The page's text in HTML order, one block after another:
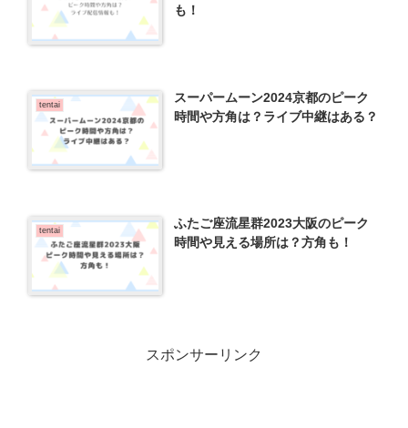
も！
tentai
スーパームーン2024京都のピーク
時間や方角は？ライブ中継はある？
tentai
ふたご座流星群2023大阪のピーク
時間や見える場所は？方角も！
スポンサーリンク